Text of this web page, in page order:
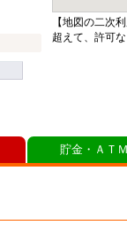
【地図の二次
超えて、許可
貯金・ＡＴ